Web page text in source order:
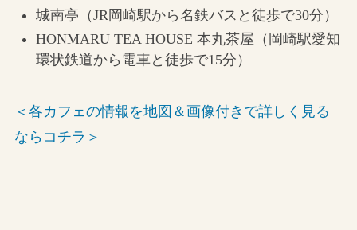
城南亭（JR岡崎駅から名鉄バスと徒歩で30分）
HONMARU TEA HOUSE 本丸茶屋（岡崎駅愛知
環状鉄道から電車と徒歩で15分）
＜各カフェの情報を地図＆画像付きで詳しく見る
ならコチラ＞